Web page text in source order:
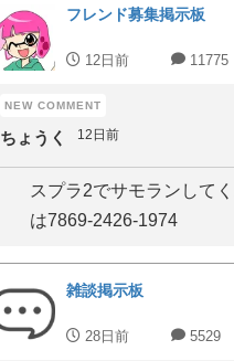
フレンド募集掲示板
12日前 11775
ちょうく 12日前
スプラ2でサモランして
は7869-2426-1974
雑談掲示板
28日前 5529